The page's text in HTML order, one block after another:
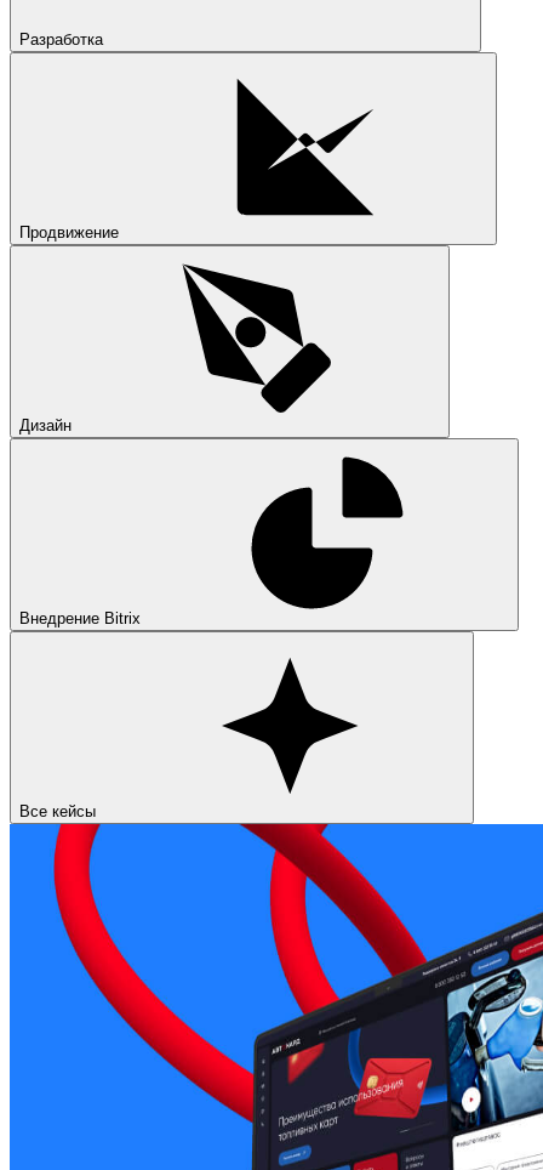
Разработка
Продвижение
Дизайн
Внедрение Bitrix
Все кейсы